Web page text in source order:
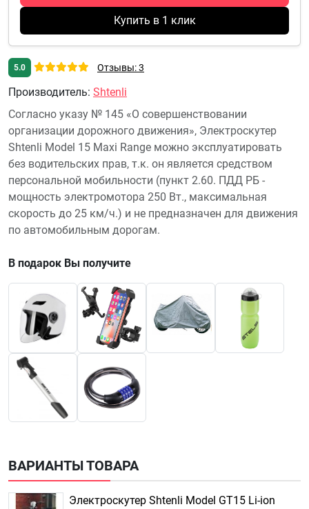
Купить в 1 клик
5.0 Отзывы: 3
Производитель: Shtenli
Согласно указу № 145 «О совершенствовании
организации дорожного движения», Электроскутер
Shtenli Model 15 Maxi Range можно эксплуатировать
без водительских прав, т.к. он является средством
персональной мобильности (пункт 2.60. ПДД РБ -
мощность электромотора 250 Вт., максимальная
скорость до 25 км/ч.) и не предназначен для движения
по автомобильным дорогам.
В подарок Вы получите
ВАРИАНТЫ ТОВАРА
Электроскутер Shtenli Model GT15 Li-ion